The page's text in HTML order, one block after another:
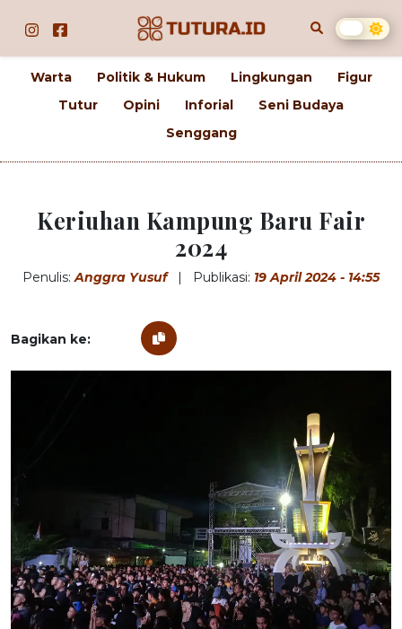
Warta Politik & Hukum Lingkungan
Figur
Tutur
Opini Inforial
Seni Budaya
Senggang
Keriuhan Kampung Baru Fair
2024
Penulis:Anggra Yusuf | Publikasi: 19 April 2024 - 14:55
Bagikan ke: